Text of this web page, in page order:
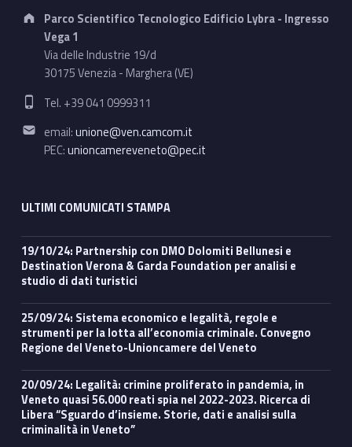
Address:
Parco Scientifico Tecnologico Edificio Lybra - Ingresso
Vega 1
Via delle Industrie 19/d
30175 Venezia - Marghera (VE)
Phone number:
Tel. +39 041 0999311
Email address:
email:unione@ven.camcom.it
PEC:unioncamereveneto@pec.it
ULTIMI COMUNICATI STAMPA
19/10/24: Partnership con DMO Dolomiti Bellunesi e
Destination Verona & Garda Foundation per analisi e
studio di dati turistici
25/09/24: Sistema economico e legalità, regole e
strumenti per la lotta all’economia criminale. Convegno
Regione del Veneto-Unioncamere del Veneto
20/09/24: Legalità: crimine proliferato in pandemia, in
Veneto quasi 56.000 reati spia nel 2022-2023. Ricerca di
Libera “Sguardo d’insieme. Storie, dati e analisi sulla
criminalità in Veneto”